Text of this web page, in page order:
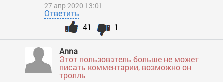
27 апр 2020 13:01
Ответить
1
41
Anna
Этот пользователь больше не может
писать комментарии, возможно он
тролль